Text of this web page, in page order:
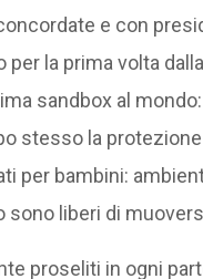
e con
la prima volta
sandbox al
stesso la
per bambini:
liberi di
proseliti in ogni